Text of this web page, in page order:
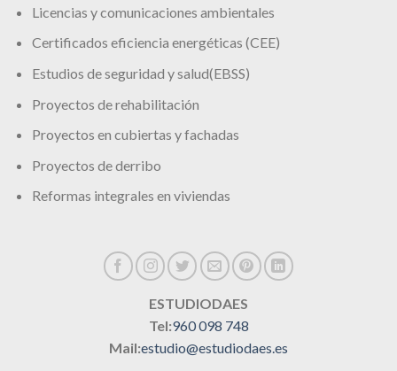
Licencias y comunicaciones ambientales
Certificados eficiencia energéticas (CEE)
Estudios de seguridad y salud(EBSS)
Proyectos de rehabilitación
Proyectos en cubiertas y fachadas
Proyectos de derribo
Reformas integrales en viviendas
ESTUDIODAES
Tel:960 098 748
Mail:estudio@estudiodaes.es